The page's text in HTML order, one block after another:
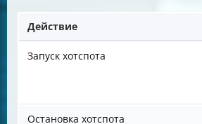
Действие
Запуск хотспота
Остановка хотспота